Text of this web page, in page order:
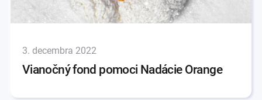
3. decembra 2022
Vianočný fond pomoci Nadácie Orange